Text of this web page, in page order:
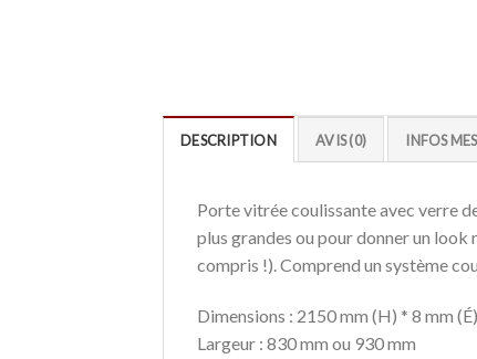
DESCRIPTION AVIS (0) INFOS
Porte vitrée coulissante avec verre
plus grandes ou pour donner un
compris !). Comprend un système
Dimensions : 2150 mm (H) * 8 mm (É)
Largeur : 830 mm ou 930 mm